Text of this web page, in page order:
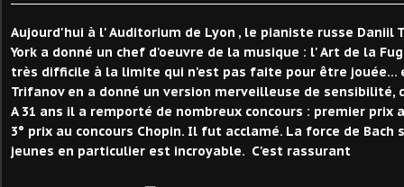
Aujourd'hui à l' Auditorium de Lyon , le pianiste russe Daniil
York a donné un chef d'oeuvre de la musique : l' Art de la
très difficile à la limite qui n'est pas faite pour être jouée...
Trifanov en a donné un version merveilleuse de sensibilité,
A 31 ans il a remporté de nombreux concours : premier prix
3° prix au concours Chopin. Il fut acclamé. La force de
jeunes en particulier est incroyable. C'est rassurant